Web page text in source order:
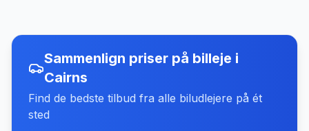
Sammenlign priser på billeje i
Cairns
Find de bedste tilbud fra alle biludlejere på ét
sted